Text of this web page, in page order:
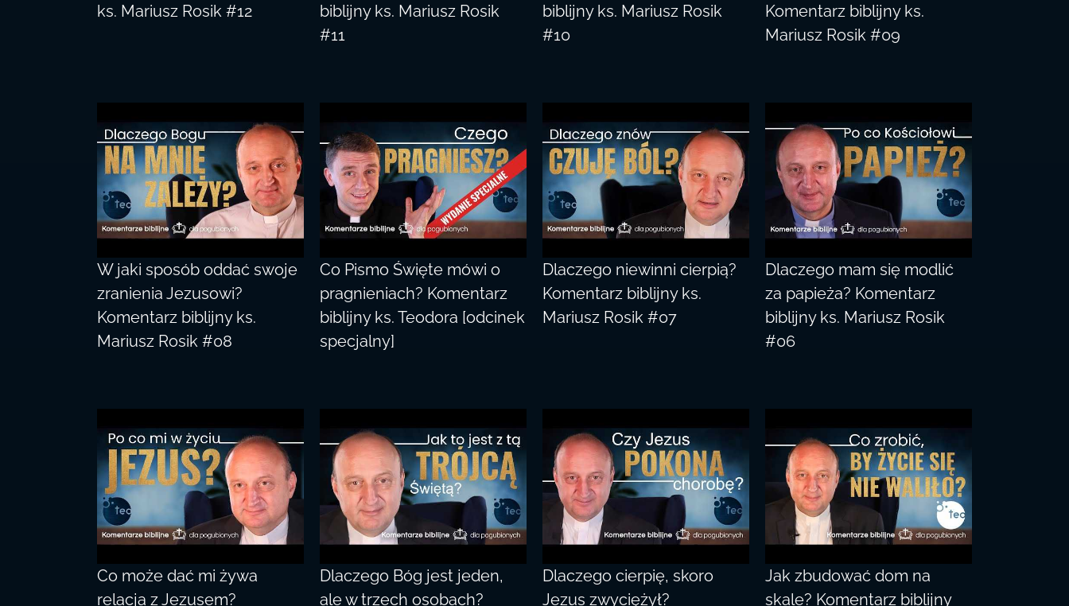
ks. Mariusz Rosik #12
biblijny ks. Mariusz Rosik
#11
biblijny ks. Mariusz Rosik
#10
Komentarz biblijny ks.
Mariusz Rosik #09
W jaki sposób oddać swoje
zranienia Jezusowi?
Komentarz biblijny ks.
Mariusz Rosik #08
Co Pismo Święte mówi o
pragnieniach? Komentarz
biblijny ks. Teodora [odcinek
specjalny]
Dlaczego niewinni cierpią?
Komentarz biblijny ks.
Mariusz Rosik #07
Dlaczego mam się modlić
za papieża? Komentarz
biblijny ks. Mariusz Rosik
#06
Co może dać mi żywa
relacja z Jezusem?
Dlaczego Bóg jest jeden,
ale w trzech osobach?
Dlaczego cierpię, skoro
Jezus zwyciężył?
Jak zbudować dom na
skale? Komentarz biblijny